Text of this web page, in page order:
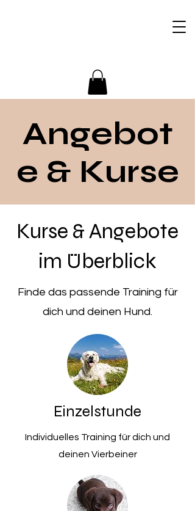
Angebot
e & Kurse
Kurse & Angebote
im Überblick
Finde das passende Training für
dich und deinen Hund.
Einzelstunde
Individuelles Training für dich und
deinen Vierbeiner